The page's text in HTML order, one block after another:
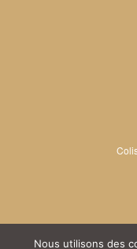
Nous utilisons des